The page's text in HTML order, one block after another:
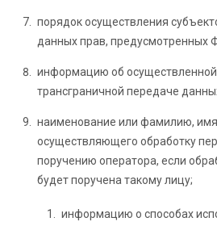
порядок осуществления
данных прав, предусмотренных
информацию об
трансграничной передаче
наименование или фамилию,
осуществляющего обработку
поручению оператора, если
будет поручена такому лицу;
информацию о способах